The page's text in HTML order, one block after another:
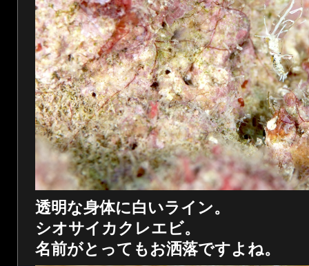
透明な身体に白いライン。
シオサイカクレエビ。
名前がとってもお洒落ですよね。